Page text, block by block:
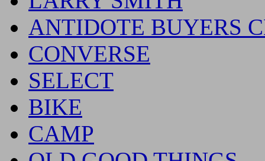
ANTIDOTE BUYERS
CONVERSE
SELECT
BIKE
CAMP